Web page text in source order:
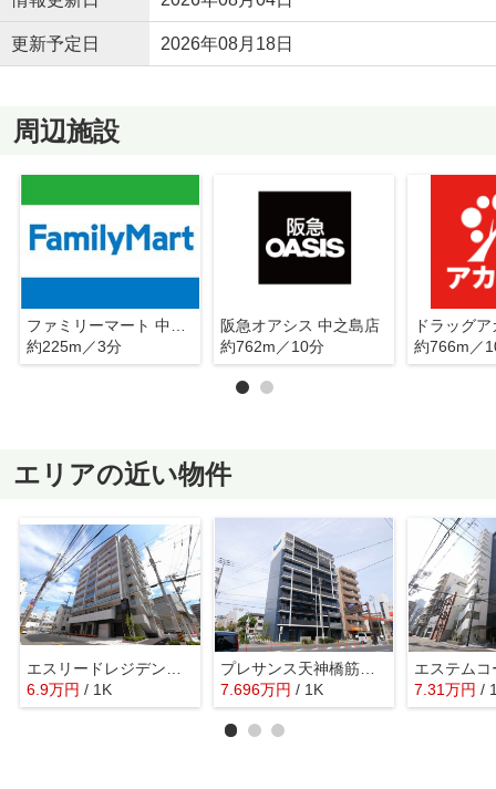
更新予定日 2026年08月18日
周辺施設
約225m／3分
阪急オアシス 中之島店
約762m／10分
約766m／
エリアの近い物件
6.9万円 / 1K
プレサンス天神橋筋六丁目ヴォワール
7.696万円 / 1K 7.31万円 /